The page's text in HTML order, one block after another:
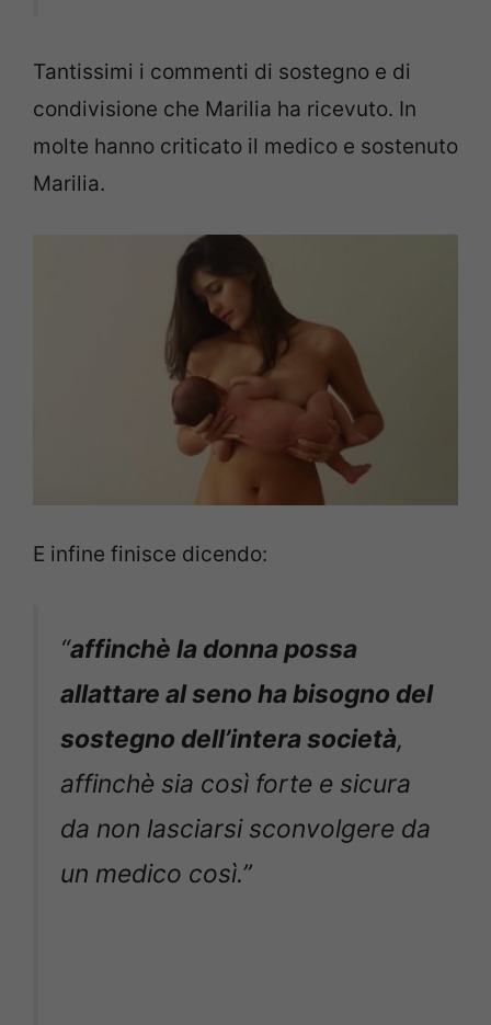
Tantissimi i commenti di sostegno e di
condivisione che Marilia ha ricevuto. In
molte hanno criticato il medico e sostenuto
Marilia.
E infine finisce dicendo:
“affinchè la donna possa
allattare al seno ha bisogno del
sostegno dell’intera società,
affinchè sia così forte e sicura
da non lasciarsi sconvolgere da
un medico così.”